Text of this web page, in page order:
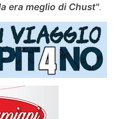
era meglio di Chust".